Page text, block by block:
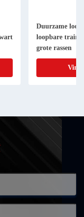
Duurzame
loopbare
grote rassen
Vind de